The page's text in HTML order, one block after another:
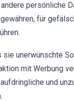
persönliche
für
sie unerwünschte
mit Werbung
und